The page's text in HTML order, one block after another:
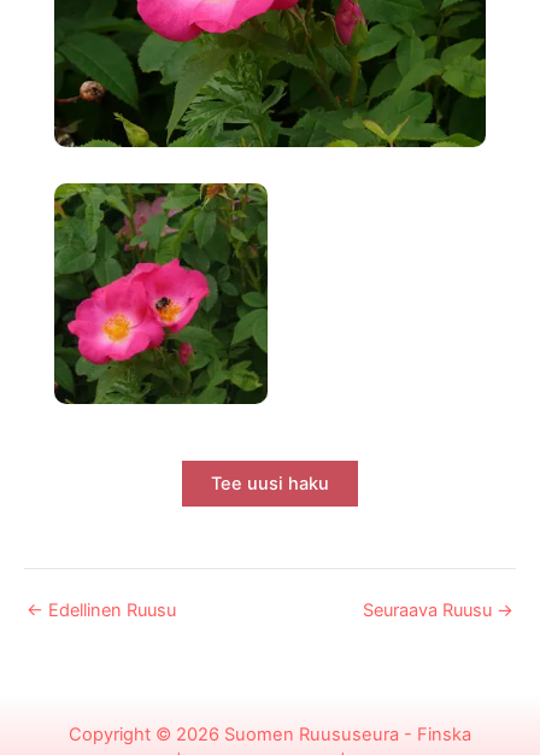
Tee uusi haku
← Edellinen Ruusu Seuraava Ruusu →
Copyright © 2026 Suomen Ruususeura - Finska